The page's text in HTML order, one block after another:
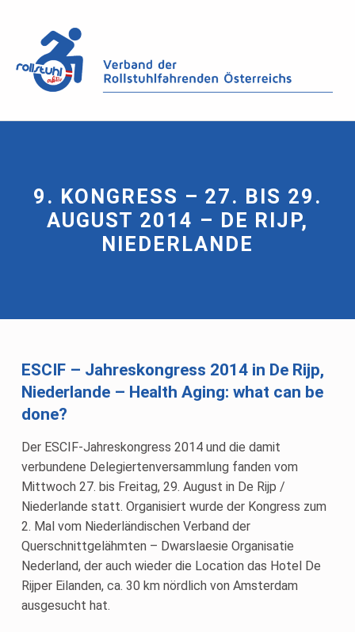
9. KONGRESS – 27. BIS 29.
AUGUST 2014 – DE RIJP,
NIEDERLANDE
ESCIF – Jahreskongress 2014 in De Rijp,
Niederlande – Health Aging: what can be
done?
Der ESCIF-Jahreskongress 2014 und die damit
verbundene Delegiertenversammlung fanden vom
Mittwoch 27. bis Freitag, 29. August in De Rijp /
Niederlande statt. Organisiert wurde der Kongress zum
2. Mal vom Niederländischen Verband der
Querschnittgelähmten – Dwarslaesie Organisatie
Nederland, der auch wieder die Location das Hotel De
Rijper Eilanden, ca. 30 km nördlich von Amsterdam
ausgesucht hat.